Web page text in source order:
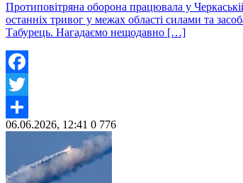
Протиповітряна оборона працювала у
останніх тривог у межах області силами та
Табурець. Нагадаємо нещодавно […]
Facebook
Twitter
Share
06.06.2026, 12:41 0 776